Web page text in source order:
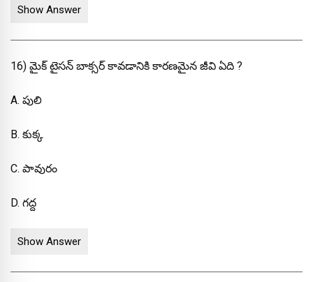
Show Answer
16) మైక్ టైసన్ బాక్సర్ కావడానికి కారణమైన జీవి ఏది ?
A. పులి
B. కుక్క
C. పావురం
D. గద్ద
Show Answer